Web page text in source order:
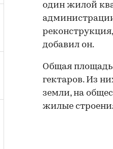
один жилой
добавил он.
Общая площадь
гектаров. Из
земли, на
жилые